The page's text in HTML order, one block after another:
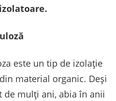
este un tip de izolație
material organic. Deși
mulți ani, abia în anii